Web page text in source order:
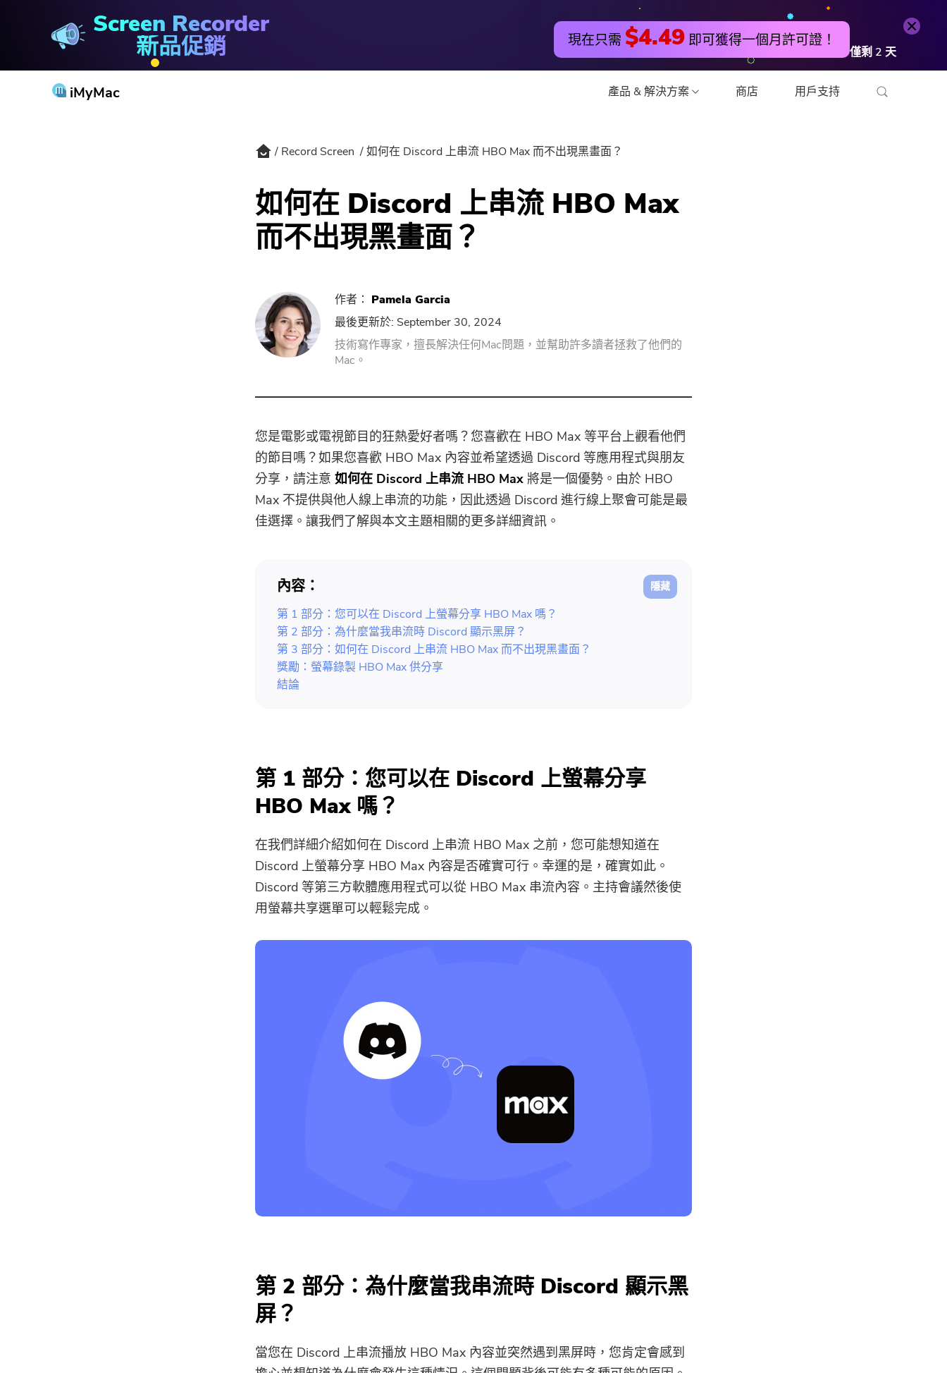
Screen Recorder
新品促銷 現在只需 $4.49 即可獲得一個月許可證！
僅剩 2 天
iMyMac 產品 & 解決方案
Hot
PowerUninstall
音視頻轉換器
PDF壓縮器
免費視頻編輯器
商店 用戶支持
PowerMyMac 免費試用 立即購買
Record Screen 如何在 Discord 上串流 HBO Max 而不出現黑畫面？
如何在 Discord 上串流 HBO Max
而不出現黑畫面？
作者： Pamela Garcia
最後更新於: September 30, 2024
技術寫作專家，擅長解決任何Mac問題，並幫助許多讀者拯救了他們的
Mac。
您是電影或電視節目的狂熱愛好者嗎？您喜歡在 HBO Max 等平台上觀看他們
的節目嗎？如果您喜歡 HBO Max 內容並希望透過 Discord 等應用程式與朋友
分享，請注意 如何在 Discord 上串流 HBO Max 將是一個優勢。由於 HBO
Max 不提供與他人線上串流的功能，因此透過 Discord 進行線上聚會可能是最
佳選擇。讓我們了解與本文主題相關的更多詳細資訊。
內容：
第 1 部分：您可以在 Discord 上螢幕分享 HBO Max 嗎？
第 2 部分：為什麼當我串流時 Discord 顯示黑屏？
第 3 部分：如何在 Discord 上串流 HBO Max 而不出現黑畫面？
獎勵：螢幕錄製 HBO Max 供分享
結論
第 1 部分：您可以在 Discord 上螢幕分享
HBO Max 嗎？
在我們詳細介紹如何在 Discord 上串流 HBO Max 之前，您可能想知道在
Discord 上螢幕分享 HBO Max 內容是否確實可行。幸運的是，確實如此。
Discord 等第三方軟體應用程式可以從 HBO Max 串流內容。主持會議然後使
用螢幕共享選單可以輕鬆完成。
第 2 部分：為什麼當我串流時 Discord 顯示黑
屏？
當您在 Discord 上串流播放 HBO Max 內容並突然遇到黑屏時，您肯定會感到